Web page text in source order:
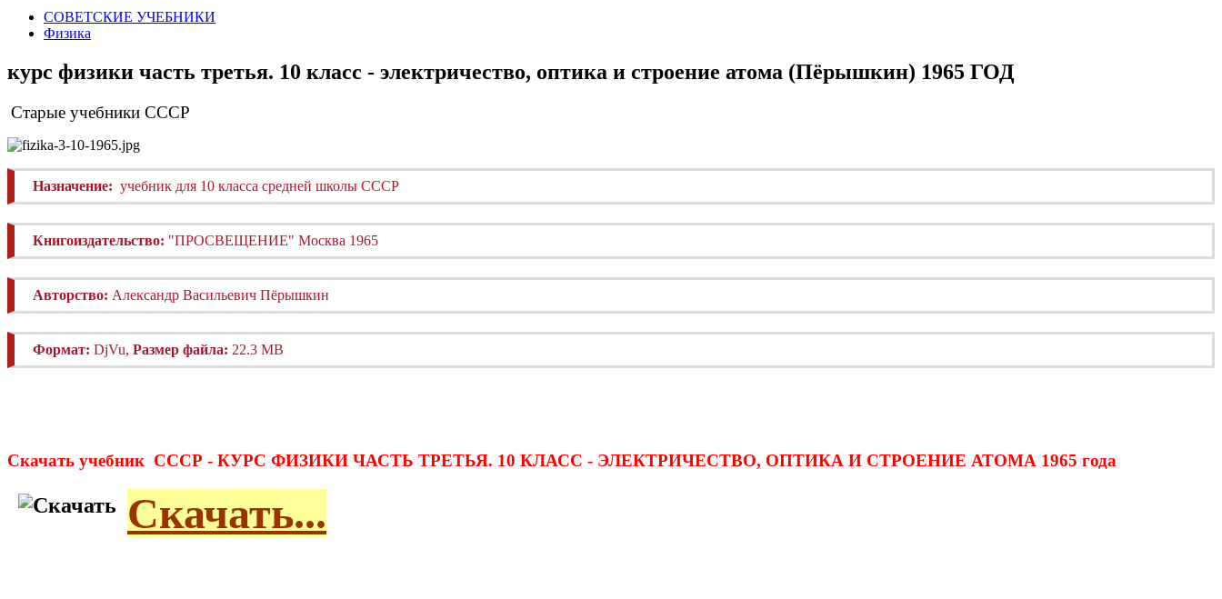
СОВЕТСКИЕ УЧЕБНИКИ
Физика
курс физики часть третья. 10 класс - электричество, оптика и строение атома (Пёрышкин) 1965 ГОД
Старые учебники СССР
Назначение: учебник для 10 класса средней школы СССР
Книгоиздательство: "ПРОСВЕЩЕНИЕ" Москва 1965
Авторство: Александр Васильевич Пёрышкин
Формат: DjVu, Размер файла: 22.3 MB
Скачать учебник СССР - КУРС ФИЗИКИ ЧАСТЬ ТРЕТЬЯ. 10 КЛАСС - ЭЛЕКТРИЧЕСТВО, ОПТИКА И СТРОЕНИЕ АТОМА 1965 года
Скачать...